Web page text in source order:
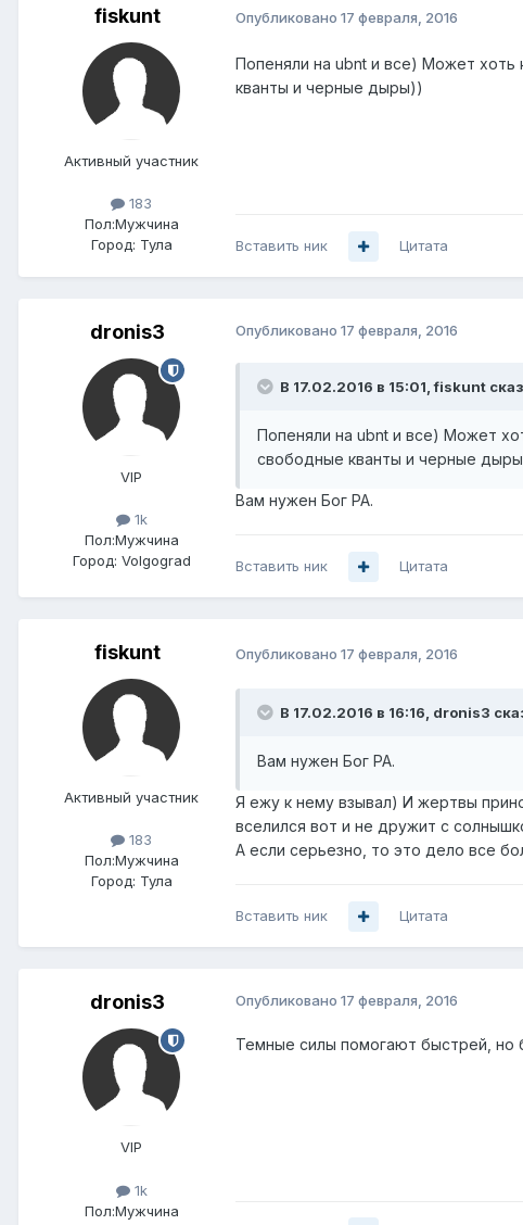
fiskunt
Активный участник
183
Пол:Мужчина
Город: Тула
Опубликовано 17 февраля, 2016
Попеняли на ubnt и все) Может
кванты и черные дыры))
Вставить ник Цитата
dronis3
VIP
1k
Пол:Мужчина
Город: Volgograd
Опубликовано 17 февраля, 2016
В 17.02.2016 в 15:01, fiskunt
Попеняли на ubnt и все) Может
свободные кванты и черные
Вам нужен Бог РА.
Вставить ник Цитата
fiskunt
Активный участник
183
Пол:Мужчина
Город: Тула
Опубликовано 17 февраля, 2016
В 17.02.2016 в 16:16, dronis3
Вам нужен Бог РА.
Я ежу к нему взывал) И жертвы
вселился вот и не дружит с
А если серьезно, то это дело все
Вставить ник Цитата
dronis3
VIP
1k
Пол:Мужчина
Опубликовано 17 февраля, 2016
Темные силы помогают быстрей, но